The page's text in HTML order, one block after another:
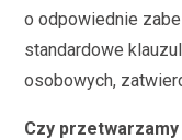
o odpowiednie
standardowe
osobowych,
Czy